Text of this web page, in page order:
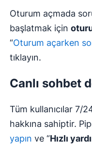
Oturum açmada
başlatmak için
“Oturum açarken
tıklayın.
Canlı sohbet
Tüm kullanıcılar 7/
hakkına sahiptir.
yapın ve “Hızlı